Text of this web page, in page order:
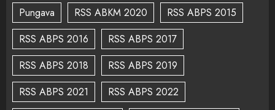
Pungava
RSS ABKM 2020
RSS ABPS 2015
RSS ABPS 2016
RSS ABPS 2017
RSS ABPS 2018
RSS ABPS 2019
RSS ABPS 2021
RSS ABPS 2022